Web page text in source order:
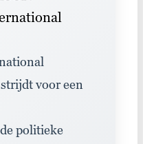
voor een
politieke